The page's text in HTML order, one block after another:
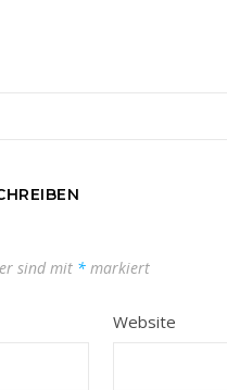
sind mit * markiert
Website